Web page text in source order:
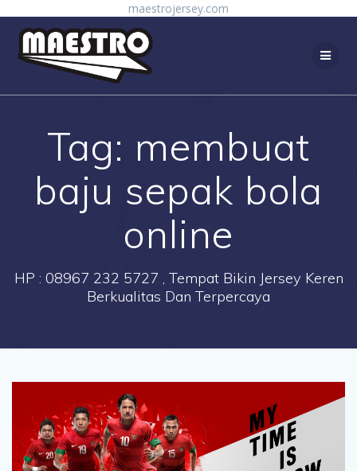
maestrojersey.com
Tag: membuat
baju sepak bola
online
HP : 08967 232 5727 , Tempat Bikin Jersey Keren
Berkualitas Dan Terpercaya